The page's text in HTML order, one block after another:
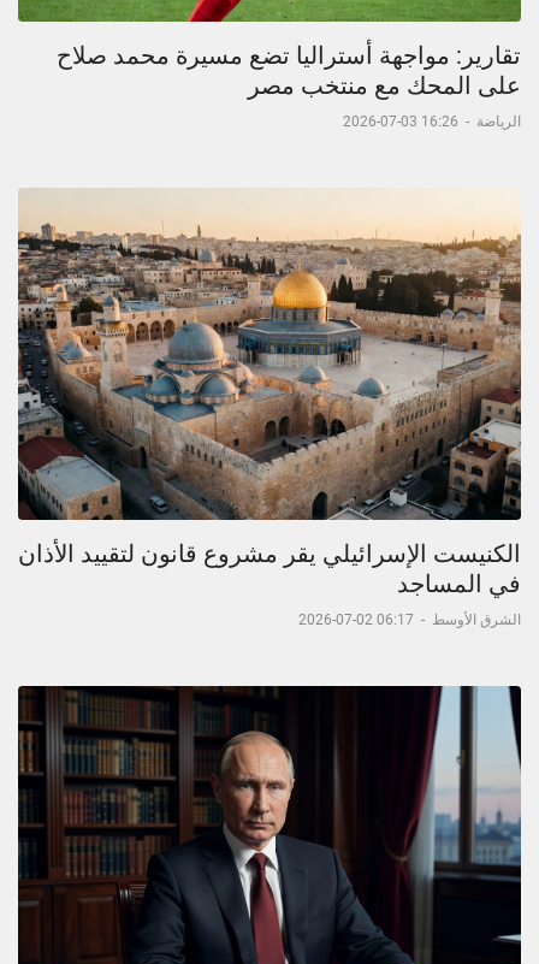
تقارير: مواجهة أستراليا تضع مسيرة محمد صلاح
على المحك مع منتخب مصر
الرياضة -
16:26 03-07-2026
الكنيست الإسرائيلي يقر مشروع قانون لتقييد الأذان
في المساجد
الشرق الأوسط -
06:17 02-07-2026